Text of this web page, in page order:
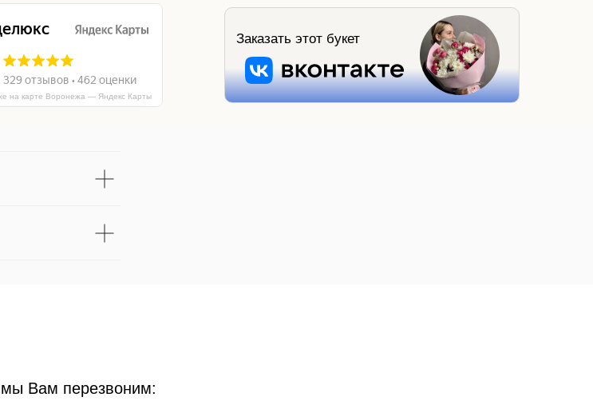
на карте Воронежа — Яндекс Карты
Заказать этот букет
Вам перезвоним: